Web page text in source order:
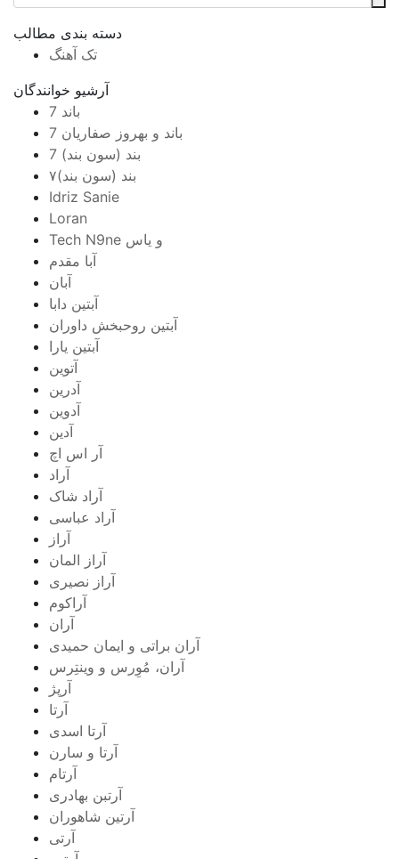
دسته بندی مطالب
تک آهنگ
آرشیو خوانندگان
7 باند
7 باند و بهروز صفاریان
7 بند (سون بند)
۷بند (سون بند)
Idriz Sanie
Loran
Tech N9ne و یاس
آبا مقدم
آبان
آبتین دابا
آبتین روحبخش داوران
آبتین یارا
آتوین
آدرین
آدوین
آدین
آر اس اچ
آراد
آراد شاک
آراد عباسی
آراز
آراز المان
آراز نصیری
آراکوم
آران
آران براتی و ایمان حمیدی
آران، مُوِرس و وینتِرس
آرپژ
آرتا
آرتا اسدی
آرتا و سارن
آرتام
آرتبن بهادری
آرتين شاهوران
آرتی